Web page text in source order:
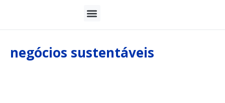
negócios sustentáveis